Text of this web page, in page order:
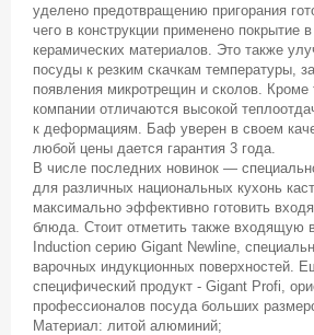
уделено предотвращению пригорания
чего в конструкции применено покрытие
керамических материалов. Это также
посуды к резким скачкам температуры,
появления микротрещин и сколов. Кроме
компании отличаются высокой
к деформациям. Баф уверен в своем
любой цены дается гарантия 3 года.
В числе последних новинок —
для различных национальных кухонь
максимально эффективно готовить
блюда. Стоит отметить также входящую
Induction серию Gigant Newline,
варочных индукционных поверхностей.
специфический продукт - Gigant Profi,
профессионалов посуда больших
Материал: литой алюминий;